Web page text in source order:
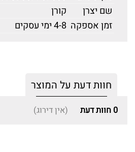
שם יצרן
קורן
זמן אספקה 4-8 ימי עסקים
חוות דעת על המוצר
0 חוות דעת (אין דירוג)